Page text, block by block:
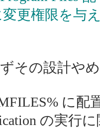
変更権限を与
その設計や
に配
の実行